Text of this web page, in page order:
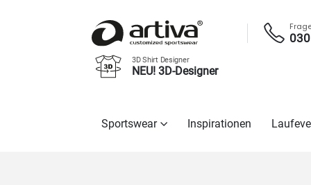
3D Shirt Designer
NEU! 3D-Designer
Sportswear Inspirationen